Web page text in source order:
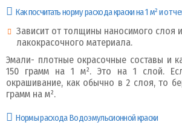
Как посчитать норму расхода краски на 1 м² и от
Зависит от толщины наносимого слоя
лакокрасочного материала.
Эмали- плотные окрасочные составы и
150 грамм на 1 м². Это на 1 слой.
окрашивание, как обычно в 2 слоя, то
грамм на м².
Нормы расхода Водоэмульсионной краски